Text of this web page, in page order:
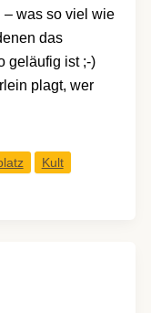
– was so viel wie
das
geläufig ist ;-)
plagt, wer
Kult